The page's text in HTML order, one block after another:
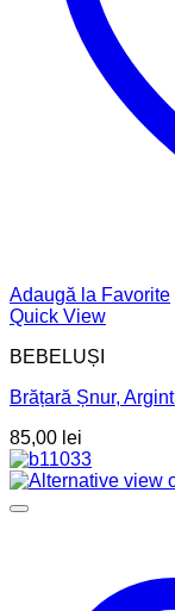
Adaugă la Favorite
Quick View
BEBELUȘI
Brățară Șnur,
85,00 lei